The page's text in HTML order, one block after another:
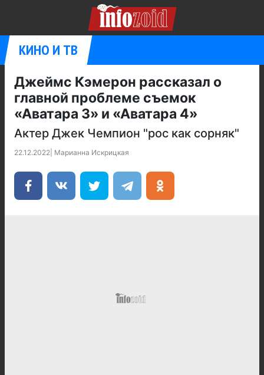
КИНО И ТВ
Джеймс Кэмерон рассказал о
главной проблеме съемок
«Аватара 3» и «Аватара 4»
Актер Джек Чемпион "рос как сорняк"
22.12.2022 Марианна Искрицкая